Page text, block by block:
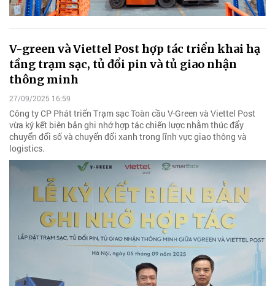
V-green và Viettel Post hợp tác triển khai hạ
tầng trạm sạc, tủ đổi pin và tủ giao nhận
thông minh
27/09/2025 16:59
Công ty CP Phát triển Trạm sạc Toàn cầu V-Green và Viettel Post
vừa ký kết biên bản ghi nhớ hợp tác chiến lược nhằm thúc đẩy
chuyển đổi số và chuyển đổi xanh trong lĩnh vực giao thông và
logistics.